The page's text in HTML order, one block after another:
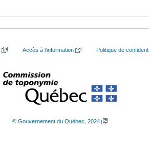
Accès à l’information Politique de
© Gouvernement du Québec, 2024